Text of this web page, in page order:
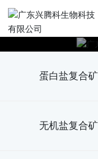
蛋白盐复合矿
无机盐复合矿